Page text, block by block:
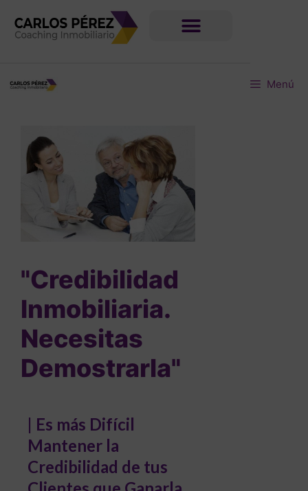
Menú
"Credibilidad
Inmobiliaria.
Necesitas
Demostrarla"
| Es más Difícil
Mantener la
Credibilidad de tus